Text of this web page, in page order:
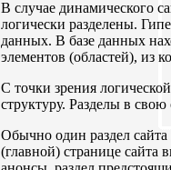
В случае динамического
логически разделены.
данных. В базе данных
элементов (областей), из
С точки зрения
структуру. Разделы в
Обычно один раздел
(главной) странице сайта